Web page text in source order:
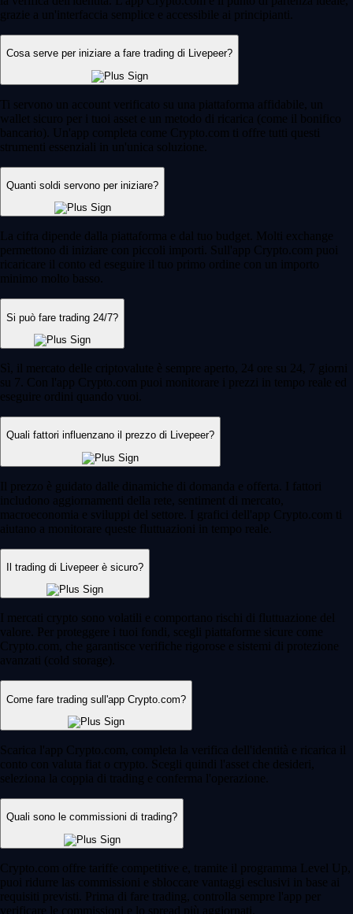
grazie a un'interfaccia semplice e accessibile ai principianti.
Cosa serve per iniziare a fare trading di Livepeer?
Ti servono un account verificato su una piattaforma affidabile, un
wallet sicuro per i tuoi asset e un metodo di ricarica (come il bonifico
bancario). Un'app completa come Crypto.com ti offre tutti questi
strumenti essenziali in un'unica soluzione.
Quanti soldi servono per iniziare?
La cifra dipende dalla piattaforma e dal tuo budget. Molti exchange
permettono di iniziare con piccoli importi. Sull'app Crypto.com puoi
ricaricare il conto ed eseguire il tuo primo ordine con un importo
minimo molto basso.
Si può fare trading 24/7?
Sì, il mercato delle criptovalute è sempre aperto, 24 ore su 24, 7 giorni
su 7. Con l'app Crypto.com puoi monitorare i prezzi in tempo reale ed
eseguire ordini quando vuoi.
Quali fattori influenzano il prezzo di Livepeer?
Il prezzo è guidato dalle dinamiche di domanda e offerta. I fattori
includono aggiornamenti della rete, sentiment di mercato,
macroeconomia e sviluppi del settore. I grafici dell'app Crypto.com ti
aiutano a monitorare queste fluttuazioni in tempo reale.
Il trading di Livepeer è sicuro?
I mercati crypto sono volatili e comportano rischi di fluttuazione del
valore. Per proteggere i tuoi fondi, scegli piattaforme sicure come
Crypto.com, che garantisce verifiche rigorose e sistemi di protezione
avanzati (cold storage).
Come fare trading sull'app Crypto.com?
Scarica l'app Crypto.com, completa la verifica dell'identità e ricarica il
conto con valuta fiat o crypto. Scegli quindi l'asset che desideri,
seleziona la coppia di trading e conferma l'operazione.
Quali sono le commissioni di trading?
Crypto.com offre tariffe competitive e, tramite il programma Level Up,
puoi ridurre las commissioni e sbloccare vantaggi esclusivi in base ai
requisiti previsti. Prima di fare trading, controlla sempre l'app per
verificare le commissioni e lo spread più aggiornati.